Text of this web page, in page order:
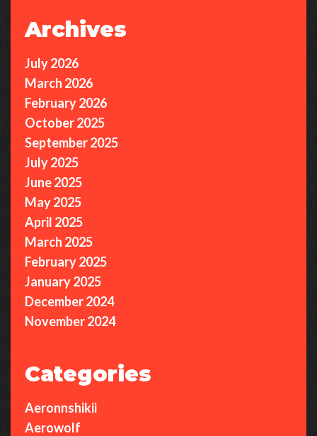
Archives
July 2026
March 2026
February 2026
October 2025
September 2025
July 2025
June 2025
May 2025
April 2025
March 2025
February 2025
January 2025
December 2024
November 2024
Categories
Aeronnshikii
Aerowolf